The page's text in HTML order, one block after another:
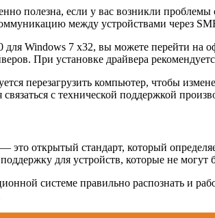
полезна, если у вас возникли
между устройствами через
Windows 7 x32, вы можете перейти на
При установке драйвера
перезагрузить компьютер, чтобы
связаться с технической поддержкой
это открытый стандарт, который
для устройств, которые не
системе правильно распознать и